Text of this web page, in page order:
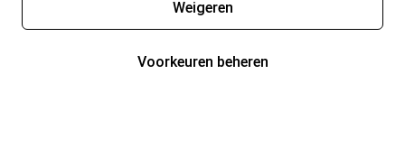
Weigeren
Voorkeuren beheren